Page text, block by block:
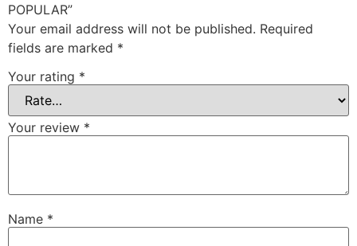
POPULAR”
Your email address will not be published. Required
fields are marked *
Your rating *
Your review *
Name *